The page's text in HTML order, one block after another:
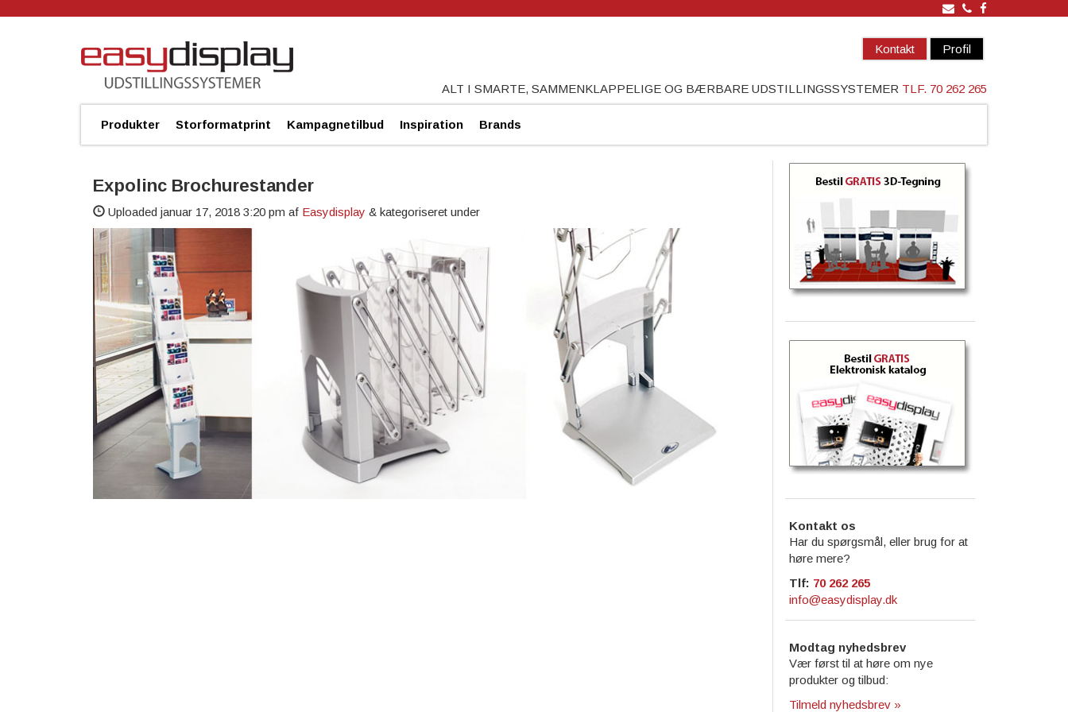
ALT I SMARTE, SAMMENKLAPPELIGE OG BÆRBARE UDSTILLINGSSYSTEMER TLF. 70 262 265
Kontakt Profil
Produkter Storformatprint Kampagnetilbud Inspiration Brands
Expolinc Brochurestander
Uploaded januar 17, 2018 3:20 pm af Easydisplay & kategoriseret under
Kontakt os
Har du spørgsmål, eller brug for at
høre mere?
Tlf: 70 262 265
info@easydisplay.dk
Modtag nyhedsbrev
Vær først til at høre om nye
produkter og tilbud:
Tilmeld nyhedsbrev »